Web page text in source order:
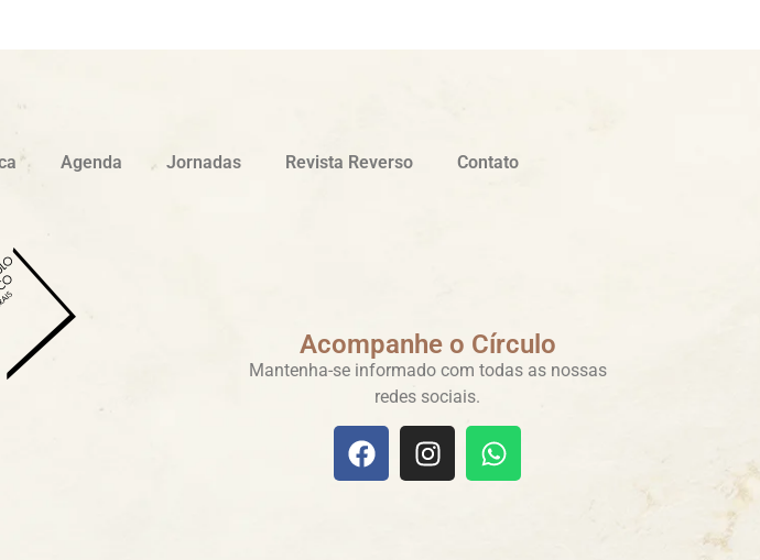
Agenda Jornadas Revista Reverso Contato
Acompanhe o Círculo
Mantenha-se informado com todas as nossas
redes sociais.